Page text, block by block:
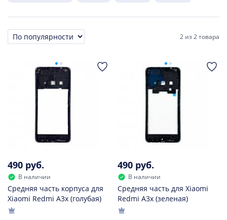
Сортировка 2 из2 товара
490 руб.
В наличии
Средняя часть корпуса для
Xiaomi Redmi A3x (голубая)
490 руб.
В наличии
Средняя часть для Xiaomi
Redmi A3x (зеленая)